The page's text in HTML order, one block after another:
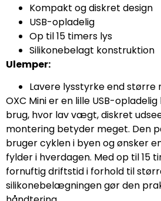
Kompakt og diskret design
USB-opladelig
Op til 15 timers lys
Silikonebelagt konstruktion
Ulemper:
Lavere lysstyrke end større
OXC Mini er en lille USB-
brug, hvor lav vægt, diskret
montering betyder meget. Den
bruger cyklen i byen og ønsker
fylder i hverdagen. Med op til 15
fornuftig driftstid i forhold til
silikonebelægningen gør den